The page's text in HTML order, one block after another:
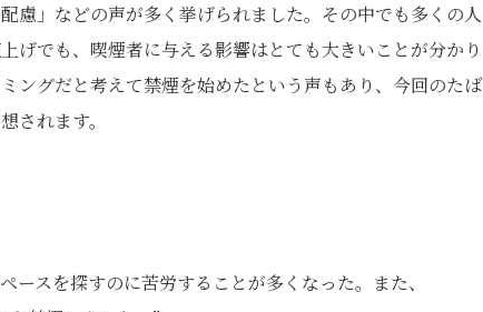
慮」などの声が多く挙げられました。その中でも多くの人
げでも、喫煙者に与える影響はとても大きいことが分かり
ングだと考えて禁煙を始めたという声もあり、今回のたば
されます。
スを探すのに苦労することが多くなった。また、